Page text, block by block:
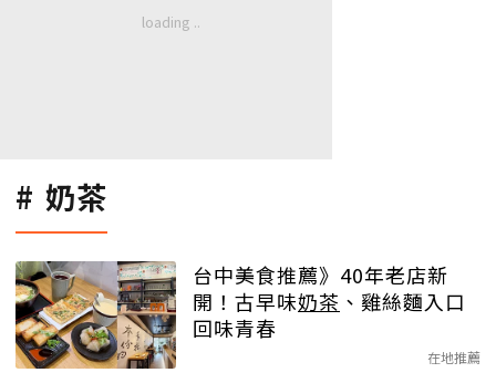
奶茶
台中美食推薦》40年老店新
開！古早味奶茶 、雞絲麵入口
回味青春
在地推薦